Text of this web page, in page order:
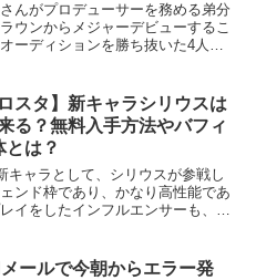
んがプロデューサーを務める弟分
ウンからメジャーデビューするこ
ーディションを勝ち抜いた4人組
ロスタ】新キャラシリウスは
る？無料入手方法やバフィ
とは？
キャラとして、シリウスが参戦し
ンド枠であり、かなり高性能であ
イをしたインフルエンサーも、間
ールで今朝からエラー発